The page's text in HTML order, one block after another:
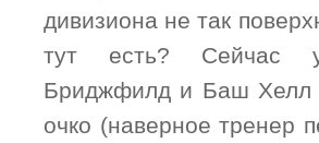
дивизиона не так
тут есть? Сейчас
Бриджфилд и Баш Хелл
очко (наверное тренер